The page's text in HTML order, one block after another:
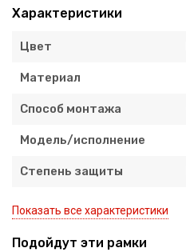
Характеристики
Цвет
Материал
Способ монтажа
Модель/исполнение
Степень защиты
Показать все характеристики
Подойдут эти рамки